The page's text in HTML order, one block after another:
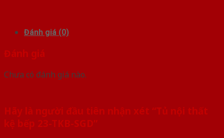
Đánh giá (0)
Đánh giá
Chưa có đánh giá nào.
Hãy là người đầu tiên nhận xét “Tủ nội thất
kệ bếp 23-TKB-SGD”